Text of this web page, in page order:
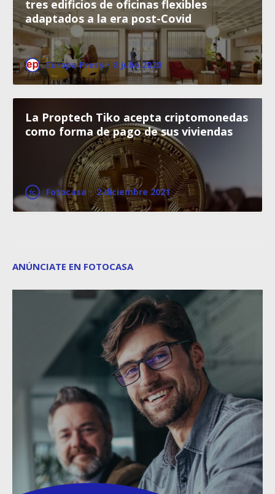
tres edificios de oficinas flexibles
adaptados a la era post-Covid
Europa Press · 8 julio 2020
La Proptech Tiko acepta criptomonedas
como forma de pago de sus viviendas
Fotocasa · 2 diciembre 2021
ANÚNCIATE EN FOTOCASA